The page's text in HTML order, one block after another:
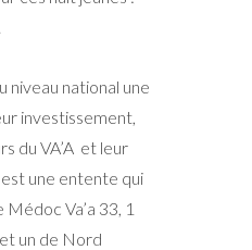
niveau national une
investissement,
du VA’A et leur
une entente qui
Va’a 33, 1
un de Nord